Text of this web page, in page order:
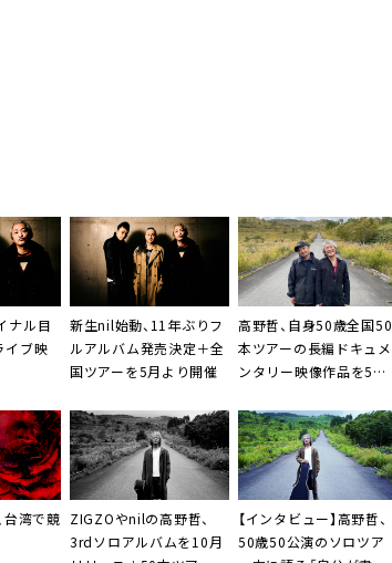
ナル目
イブ映
新生nil始動、11年ぶりフ
ルアルバム発売決定＋全
国ツアーを5月より開催
高野哲、自身50歳全国50
本ツアーの長編ドキュメ
ンタリー映像作品を5月
湾で競 ZIGZOやnilの高野哲、
3rdソロアルバムを10月
【インタビュー】高野哲、
50歳50公演のソロツア